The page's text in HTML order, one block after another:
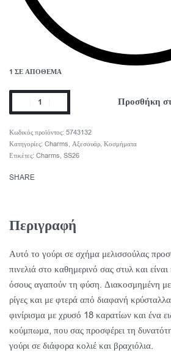
1 ΣΕ ΑΠΌΘΕΜΑ
Προσθήκη
5743132
Κατηγορίες: Charms, Αξεσουάρ, Κοσμήματα
Ετικέτες: Charms, SS26
SHARE
Περιγραφή
Αυτό το γούρι σε σχήμα μελισσούλας
πινελιά στο καθημερινό σας στυλ και
όσους αγαπούν τη φύση. Διακοσμημένη με
ρίγες και με φτερά από διαφανή
φινίρισμα με χρυσό 18 καρατίων και ένα
κούμπωμα, που σας προσφέρει τη
γούρι σε διάφορα κολιέ και βραχιόλια.